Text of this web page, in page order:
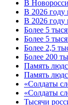
В
В 2026 году
В 2026 году
Более 5
Более 5
Более 2,5
Более 200
Память
Память
«Солдаты
«Солдаты
Тысячи